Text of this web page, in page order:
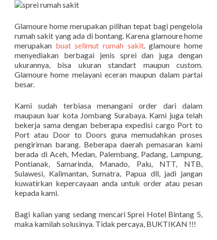
Glamoure home merupakan pilihan tepat bagi pengelola
rumah sakit yang ada di bontang. Karena glamoure home
merupakan buat selimut rumah sakit. glamoure home
menyediakan berbagai jenis sprei dan juga dengan
ukurannya, bisa ukuran standart maupun custom.
Glamoure home melayani eceran maupun dalam partai
besar.
Kami sudah terbiasa menangani order dari dalam
maupaun luar kota Jombang Surabaya. Kami juga telah
bekerja sama dengan beberapa expedisi cargo Port to
Port atau Door to Doors guna memudahkan proses
pengiriman barang. Beberapa daerah pemasaran kami
berada di Aceh, Medan, Palembang, Padang, Lampung,
Pontianak, Samarinda, Manado, Palu, NTT, NTB,
Sulawesi, Kalimantan, Sumatra, Papua dll, jadi jangan
kuwatirkan kepercayaan anda untuk order atau pesan
kepada kami.
Bagi kalian yang sedang mencari Sprei Hotel Bintang 5,
maka kamilah solusinya. Tidak percaya, BUKTIKAN !!!